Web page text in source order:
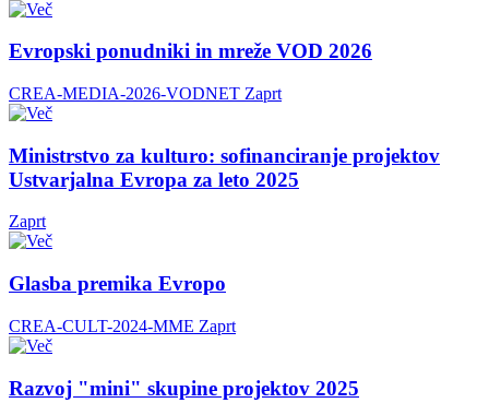
Evropski ponudniki in mreže VOD 2026
CREA-MEDIA-2026-VODNET Zaprt
Ministrstvo za kulturo: sofinanciranje projektov
Ustvarjalna Evropa za leto 2025
Zaprt
Glasba premika Evropo
CREA-CULT-2024-MME Zaprt
Razvoj "mini" skupine projektov 2025